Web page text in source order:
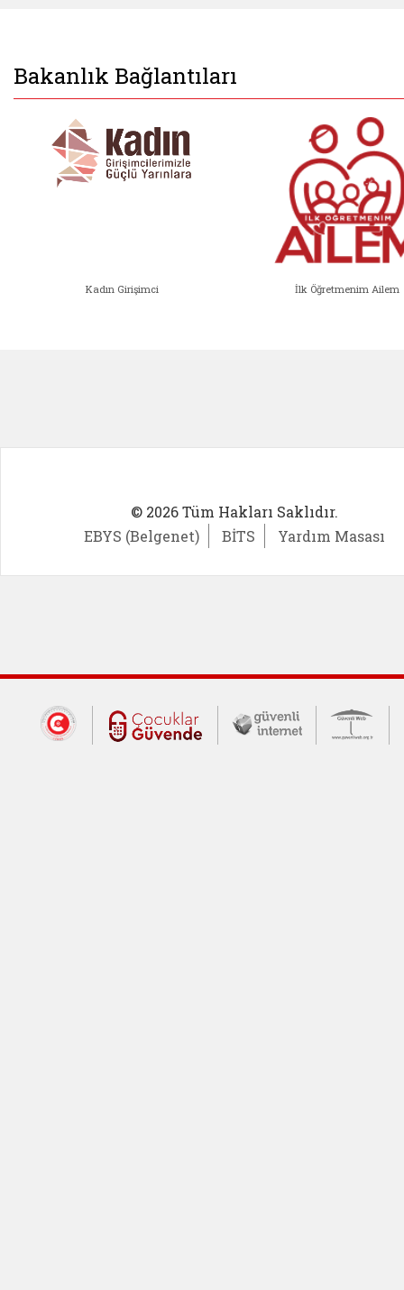
Bakanlık Bağlantıları
Kadın Girişimci İlk Öğretmenim Ailem
© 2026 Tüm Hakları Saklıdır.
EBYS (Belgenet)
BİTS Yardım Masası
Dış Bağlantılar
Cumhurbaşkanlığı İletişim Merkezi
Çocuklar Güvende (yeni
Güvenli